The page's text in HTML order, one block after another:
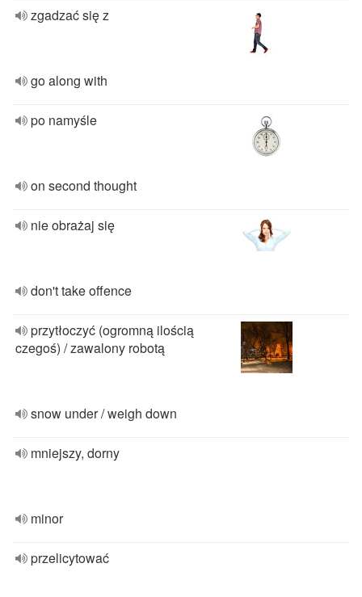
zgadzać się z
go along with
po namyśle
on second thought
nie obrażaj się
don't take offence
przytłoczyć (ogromną ilością
czegoś) / zawalony robotą
snow under / weigh down
mniejszy, dorny
minor
przelicytować